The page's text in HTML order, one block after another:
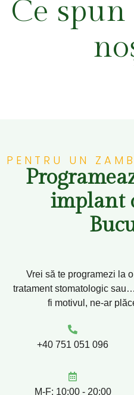
Ce
PENTRU UN
implant
Vrei să te programezi la
tratament stomatologic
fi motivul, ne-ar
+40 751 051 096
M-F: 10:00 - 20:00